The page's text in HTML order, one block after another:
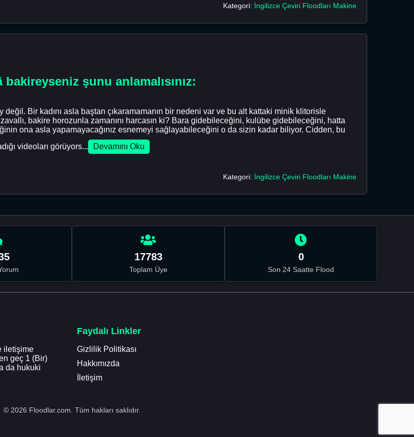
Kategori: İngilizce Çeviri Floodları Makine
şunu anlamalısınız:
Bir kadını asla baştan çıkaramamanın bir nedeni var ve bu alt kattaki minik klitorisle
bakire horozunla zamanını harcasın ki? Bara gidebileceğini, kulübe gidebileceğini, hatta
ona asla yapamayacağınız esnemeyi sağlayabileceğini o da sizin kadar biliyor. Cidden, bu
videoları görüyors...
Devamını Oku
Kategori: İngilizce Çeviri Floodları Makine
17783
Toplam Üye
0
Son 24 Saatte Flood
iletişime
geç 1 (Bir)
da hukuki
Faydalı Linkler
Gizlilik Politikası
Hakkımızda
İletişim
© 2026 Floodlar.com. Tüm hakları saklıdır.